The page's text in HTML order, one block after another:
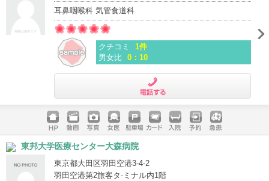
耳鼻咽喉科 気管食道科
クチコミ
1件
男女比 0：10
ホームペ
ージ
動画 写真 女医 駐車場
クレジッ
入院 予約 急患
東邦大学医療センター大森病院
東京都大田区羽田空港3-4-2
羽田空港第2旅客タ-ミナル内1階